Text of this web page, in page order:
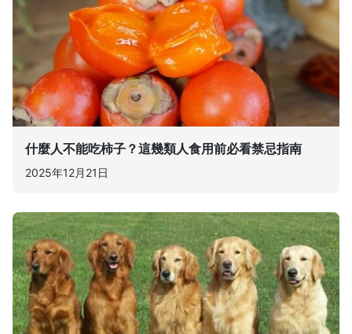
什麼人不能吃柿子？這幾類人食用前必看禁忌指南
2025年12月21日